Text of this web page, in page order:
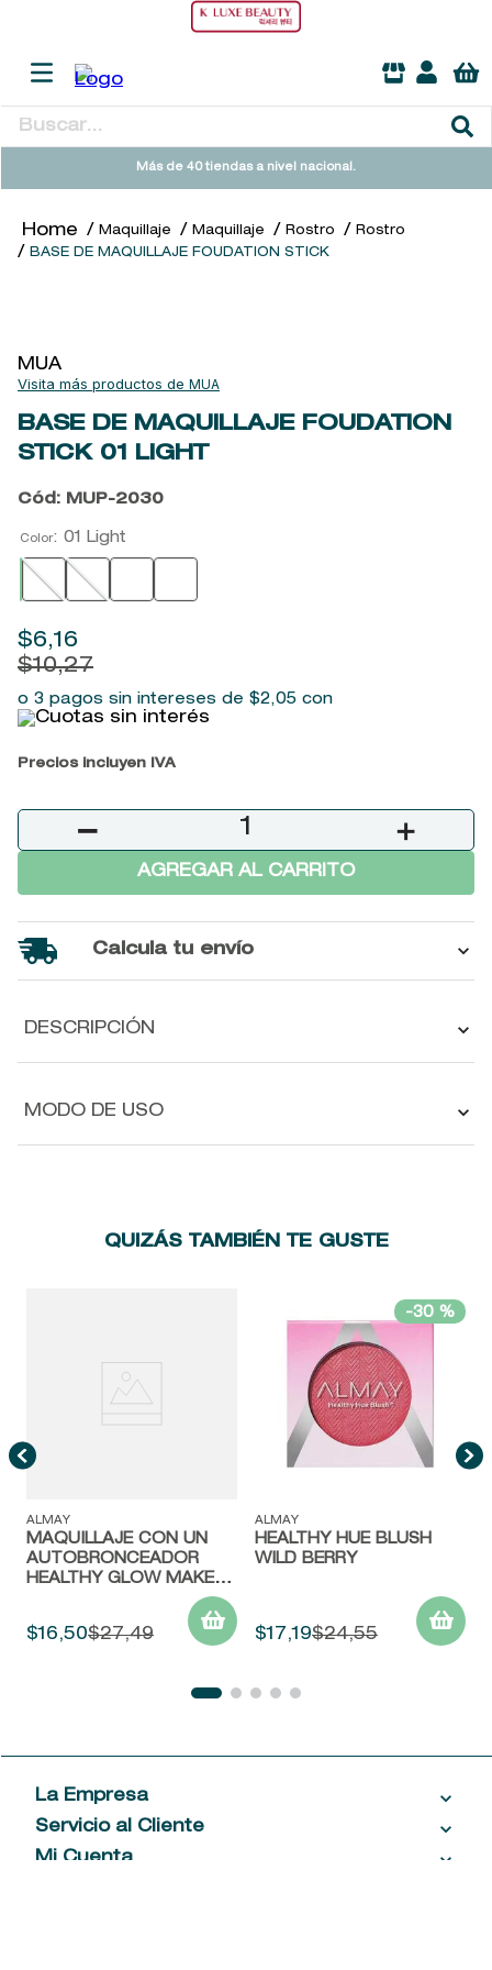
Buscar...
Más de 40 tiendas a nivel nacional.
Maquillaje Maquillaje Rostro
Rostro
BASE DE MAQUILLAJE FOUDATION STICK
MUA
MUA
BASE DE MAQUILLAJE FOUDATION
STICK 01 LIGHT
Cód : MUP-2030
Color: 01 Light
$6,16
$10,27
o 3 pagos sin intereses de $2,05 con
Precios incluyen IVA
＋
－
AGREGAR AL CARRITO
Calcula tu envío
DESCRIPCIÓN
MODO DE USO
QUIZÁS TAMBIÉN TE GUSTE
ALMAY
MAQUILLAJE CON UN
AUTOBRONCEADOR
HEALTHY GLOW MAKEUP
$16,50$27,49
-30 %
ALMAY
HEALTHY HUE BLUSH
WILD BERRY
$17 ,19$24,55
La Empresa
Acerca de las Fragancias
Ventas al por mayor
Servicio al Cliente
Contáctanos
Mi Cuenta
TÉRMINOS MÁS BUSCADOS
2 .
sol ipanema
5.
flowerbomb
6.
woods of windsor
7.
kool beauty serum
john frieda